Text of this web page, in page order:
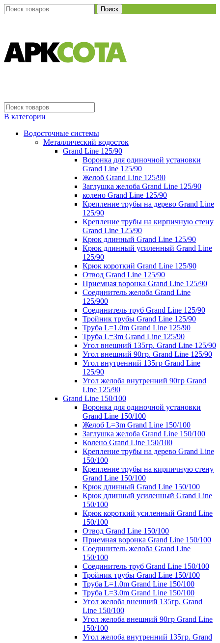
Поиск
В категории
Водосточные системы
Металлический водосток
Grand Line 125/90
Воронка для одиночной установки
Grand Line 125/90
Желоб Grand Line 125/90
Заглушка желоба Grand Line 125/90
колено Grand Line 125/90
Крепление трубы на дерево Grand Line
125/90
Крепление трубы на кирпичную стену
Grand Line 125/90
Крюк длинный Grand Line 125/90
Крюк длинный усиленный Grand Line
125/90
Крюк короткий Grand Line 125/90
Отвод Grand Line 125/90
Приемная воронка Grand Line 125/90
Соединитель желоба Grand Line
125/900
Соединитель труб Grand Line 125/90
Тройник трубы Grand Line 125/90
Труба L=1.0m Grand Line 125/90
Труба L=3m Grand Line 125/90
Угол внешний 135гр. Grand Line 125/90
Угол внешний 90гр. Grand Line 125/90
Угол внутренний 135гр Grand Line
125/90
Угол желоба внутренний 90гр Grand
Line 125/90
Grand Line 150/100
Воронка для одиночной установки
Grand Line 150/100
Желоб L=3m Grand Line 150/100
Заглушка желоба Grand Line 150/100
Колено Grand Line 150/100
Крепление трубы на дерево Grand Line
150/100
Крепление трубы на кирпичную стену
Grand Line 150/100
Крюк длинный Grand Line 150/100
Крюк длинный усиленный Grand Line
150/100
Крюк короткий усиленный Grand Line
150/100
Отвод Grand Line 150/100
Приемная воронка Grand Line 150/100
Соединитель желоба Grand Line
150/100
Соединитель труб Grand Line 150/100
Тройник трубы Grand Line 150/100
Труба L=1.0m Grand Line 150/100
Труба L=3.0m Grand Line 150/100
Угол желоба внешний 135гр. Grand
Line 150/100
Угол желоба внешний 90гр Grand Line
150/100
Угол желоба внутренний 135гр. Grand